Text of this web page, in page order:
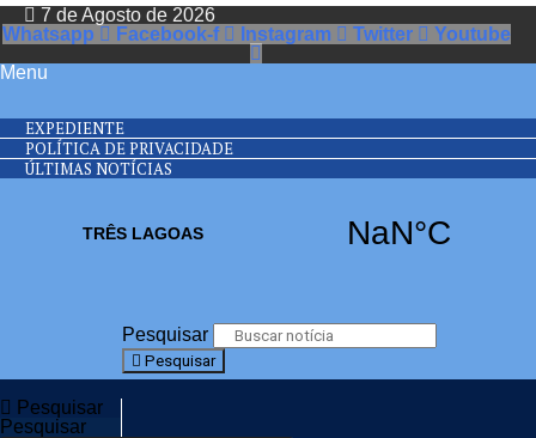
7 de Agosto de 2026
Whatsapp
Facebook-f Instagram Twitter
Youtube
Menu
EXPEDIENTE
POLÍTICA DE PRIVACIDADE
ÚLTIMAS NOTÍCIAS
Pesquisar
Pesquisar
Pesquisar
Pesquisar